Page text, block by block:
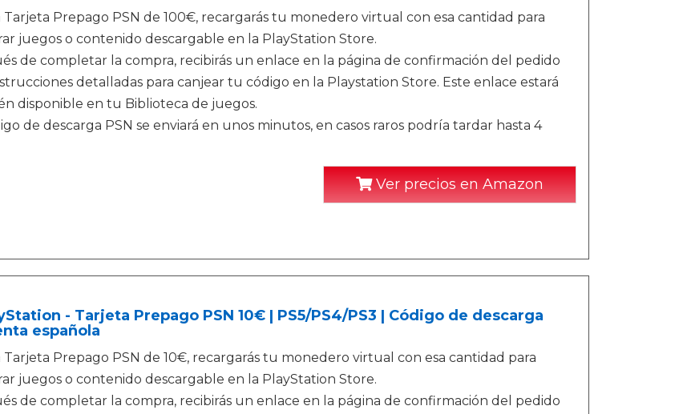
Tarjeta Prepago PSN de 100€, recargarás tu monedero virtual con esa cantidad para
juegos o contenido descargable en la PlayStation Store.
de completar la compra, recibirás un enlace en la página de confirmación del pedido
detalladas para canjear tu código en la Playstation Store. Este enlace estará
disponible en tu Biblioteca de juegos.
de descarga PSN se enviará en unos minutos, en casos raros podría tardar hasta 4
Ver precios en Amazon
- Tarjeta Prepago PSN 10€ | PS5/PS4/PS3 | Código de descarga
española
Tarjeta Prepago PSN de 10€, recargarás tu monedero virtual con esa cantidad para
juegos o contenido descargable en la PlayStation Store.
de completar la compra, recibirás un enlace en la página de confirmación del pedido